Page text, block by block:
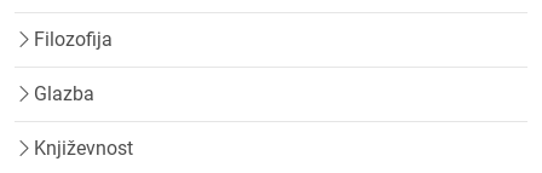
Filozofija
Glazba
Književnost